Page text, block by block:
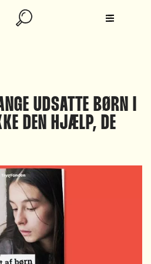
UDSATTE BØRN I
DEN HJÆLP, DE